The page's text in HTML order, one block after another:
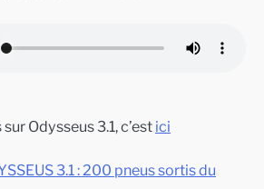
Odysseus 3.1, c’est ici
3.1 : 200 pneus sortis du